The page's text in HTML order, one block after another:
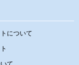
について